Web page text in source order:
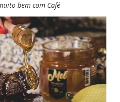
bem com Café